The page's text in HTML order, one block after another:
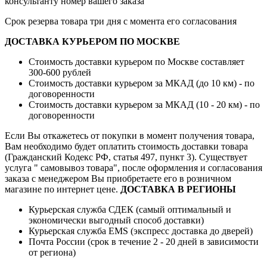
Срок резерва товара три дня с момента его согласования
ДОСТАВКА КУРЬЕРОМ ПО МОСКВЕ
Стоимость доставки курьером по Москве составляет
300-600 рублей
Стоимость доставки курьером за МКАД (до 10 км) - по
договоренности
Стоимость доставки курьером за МКАД (10 - 20 км) - по
договоренности
Если Вы откажетесь от покупки в момент получения товара,
Вам необходимо будет оплатить стоимость доставки товара
(Гражданский Кодекс РФ, статья 497, пункт 3). Существует
услуга " самовывоз товара", после оформления и согласования
заказа с менеджером Вы приобретаете его в розничном
магазине по интернет цене. ДОСТАВКА В РЕГИОНЫ
Курьерская служба СДЕК (самый оптимальный и
экономически выгодный способ доставки)
Курьерская служба EMS (экспресс доставка до дверей)
Почта России (срок в течение 2 - 20 дней в зависимости
от региона)